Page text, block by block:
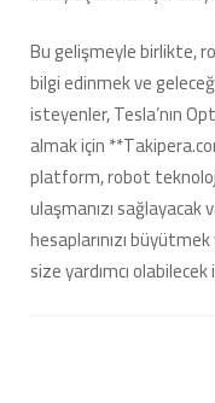
Bu gelişmeyle birlikte,
bilgi edinmek ve
isteyenler, Tesla’nın
almak için
platform, robot
ulaşmanızı
hesaplarınızı
size yardımcı